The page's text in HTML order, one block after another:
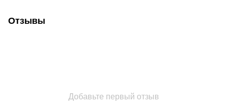
Отзывы
Добавьте первый отзыв